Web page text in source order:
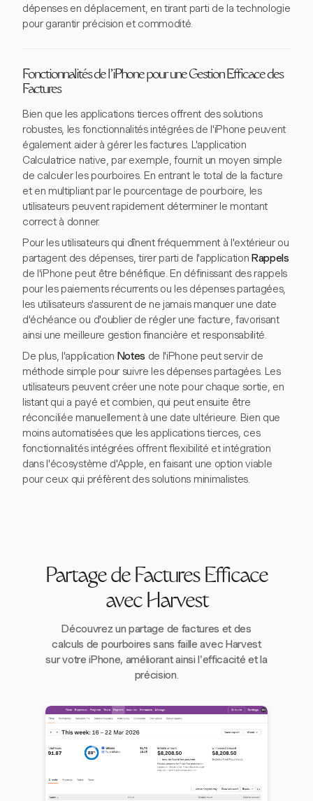
dépenses en déplacement, en tirant parti de la technologie
pour garantir précision et commodité.
Fonctionnalités de l'iPhone pour une Gestion Efficace des
Factures
Bien que les applications tierces offrent des solutions
robustes, les fonctionnalités intégrées de l'iPhone peuvent
également aider à gérer les factures. L'application
Calculatrice native, par exemple, fournit un moyen simple
de calculer les pourboires. En entrant le total de la facture
et en multipliant par le pourcentage de pourboire, les
utilisateurs peuvent rapidement déterminer le montant
correct à donner.
Pour les utilisateurs qui dînent fréquemment à l'extérieur ou
partagent des dépenses, tirer parti de l'applicationRappels
de l'iPhone peut être bénéfique. En définissant des rappels
pour les paiements récurrents ou les dépenses partagées,
les utilisateurs s'assurent de ne jamais manquer une date
d'échéance ou d'oublier de régler une facture, favorisant
ainsi une meilleure gestion financière et responsabilité.
De plus, l'application Notes de l'iPhone peut servir de
méthode simple pour suivre les dépenses partagées. Les
utilisateurs peuvent créer une note pour chaque sortie, en
listant qui a payé et combien, qui peut ensuite être
réconciliée manuellement à une date ultérieure. Bien que
moins automatisées que les applications tierces, ces
fonctionnalités intégrées offrent flexibilité et intégration
dans l'écosystème d'Apple, en faisant une option viable
pour ceux qui préfèrent des solutions minimalistes.
Partage de Factures Efficace
avec Harvest
Découvrez un partage de factures et des
calculs de pourboires sans faille avec Harvest
sur votre iPhone, améliorant ainsi l'efficacité et la
précision.